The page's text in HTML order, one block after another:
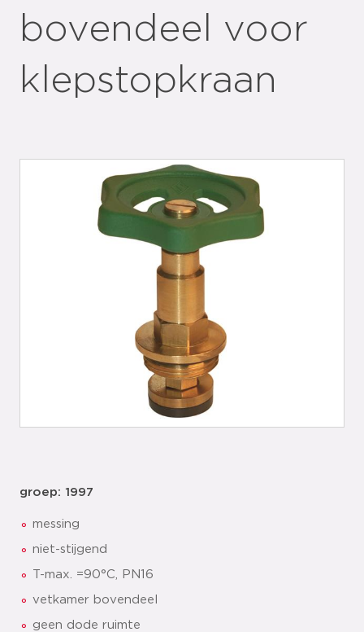
bovendeel voor
klepstopkraan
groep: 1997
messing
niet-stijgend
T-max. =90°C, PN16
vetkamer bovendeel
geen dode ruimte